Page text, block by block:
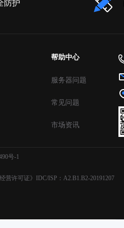
防护
帮助中心
服务器问题
常见问题
市场资讯
号-1
营许可证》IDC/ISP：A2.B1.B2-20191207